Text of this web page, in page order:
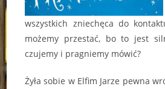
wszystkich zniechęca do
możemy przestać, bo to jest
czujemy i pragniemy mówić?
Żyła sobie w Elfim Jarze pewna